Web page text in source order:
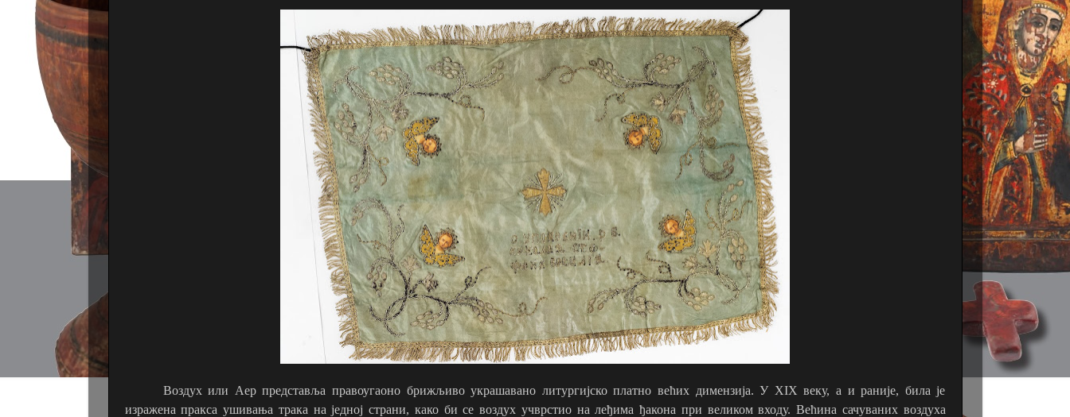
Воздух или Аер представља правоугаоно брижљиво украшавано литургијско платно већих димензија. У XIX веку, а и раније, била је
изражена пракса ушивања трака на једној страни, како би се воздух учврстио на леђима ђакона при великом входу. Већина сачуваних воздуха